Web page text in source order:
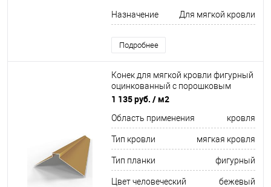
Назначение Для мягкой кровли
Подробнее
Конек для мягкой кровли фигурный
оцинкованный c порошковым
покрытием 0,45мм RAL 1011
1 135 руб. / м2
Область применения кровля
Тип кровли мягкая кровля
Тип планки фигурный
Цвет человеческий бежевый